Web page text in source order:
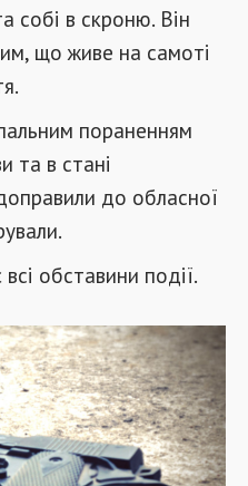
собі в скроню. Він
що живе на самоті
пораненням
та в стані
до обласної
всі обставини події.